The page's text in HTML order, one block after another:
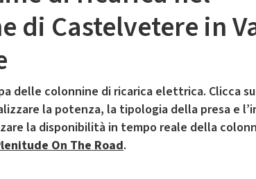
di Castelvetere in
delle colonnine di ricarica elettrica. Clicca
la potenza, la tipologia della presa e
la disponibilità in tempo reale della
On The Road.